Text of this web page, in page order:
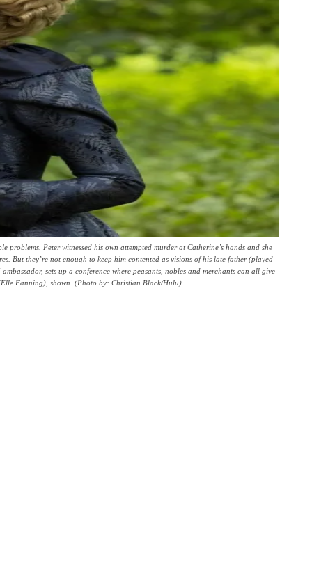
Peter witnessed his own attempted murder at Catherine’s hands and she
But they’re not enough to keep him contented as visions of his late father (played
sets up a conference where peasants, nobles and merchants can all give
Fanning), shown. (Photo by: Christian Black/Hulu)